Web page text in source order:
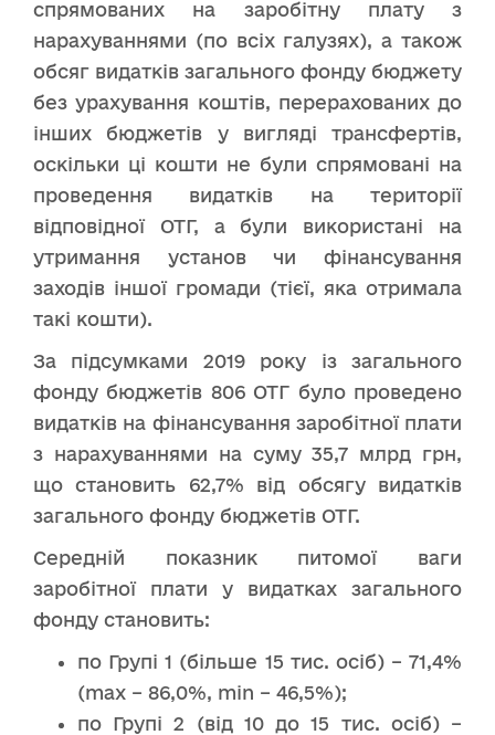
спрямованих на заробітну плату з
нарахуваннями (по всіх галузях), а також
обсяг видатків загального фонду бюджету
без урахування коштів, перерахованих до
інших бюджетів у вигляді трансфертів,
оскільки ці кошти не були спрямовані на
проведення видатків на території
відповідної ОТГ, а були використані на
утримання установ чи фінансування
заходів іншої громади (тієї, яка отримала
такі кошти).
За підсумками 2019 року із загального
фонду бюджетів 806 ОТГ було проведено
видатків на фінансування заробітної плати
з нарахуваннями на суму 35,7 млрд грн,
що становить 62,7% від обсягу видатків
загального фонду бюджетів ОТГ.
Середній показник питомої ваги
заробітної плати у видатках загального
фонду становить:
по Групі 1 (більше 15 тис. осіб) – 71,4%
(max – 86,0%, min – 46,5%);
по Групі 2 (від 10 до 15 тис. осіб) –